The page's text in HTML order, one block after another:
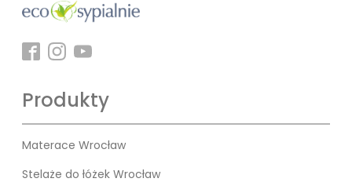
Produkty
Materace Wrocław
Stelaże do łóżek Wrocław